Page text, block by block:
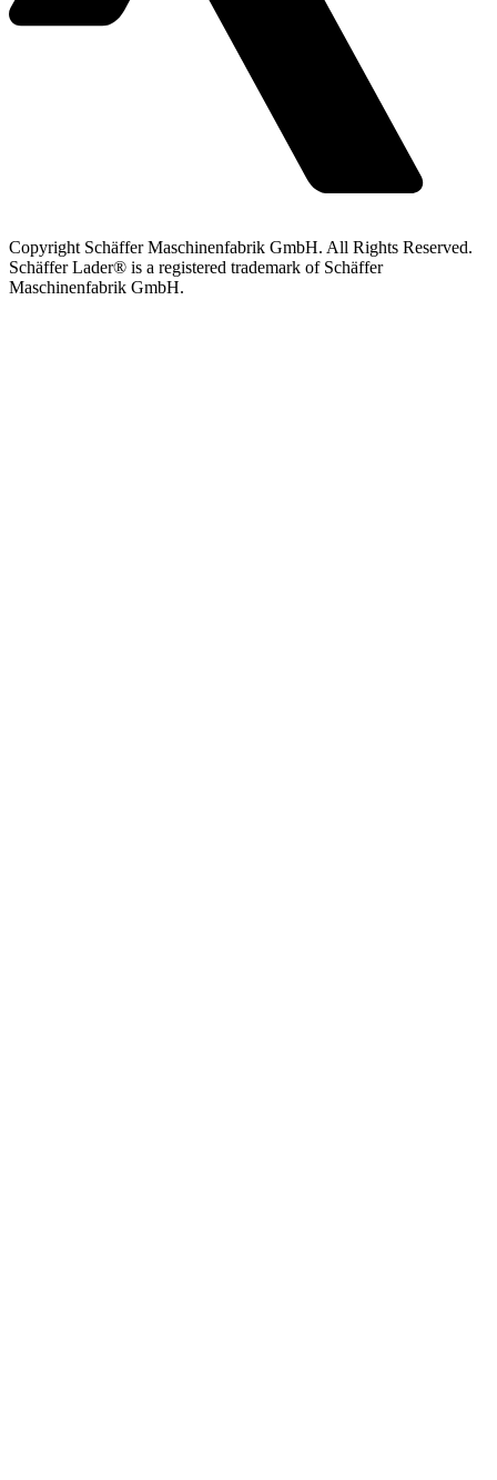
Copyright Schäffer Maschinenfabrik GmbH. All Rights Reserved.
Schäffer Lader® is a registered trademark of Schäffer
Maschinenfabrik GmbH.